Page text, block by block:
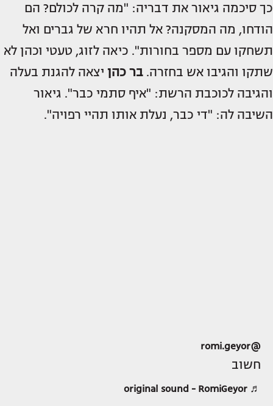
כך סיכמה גיאור את דבריה: "מה קרה לכולם? הם
הודחו, מה המסקנה? אל תהיו חרא של גברים ואל
תשחקו עם מספר בחורות". כיאה לזוג, טעטי וכהן לא
שתקו והגיבו אש בחזרה. בר כהן יצאה להגנת בעלה
והגיבה לכוכבת הרשת: "איף סתמי כבר". גיאור
השיבה לה: "די כבר, נעלת אותו תהיי רפויה".
@romi.geyor
חשוב
♬ original sound - RomiGeyor